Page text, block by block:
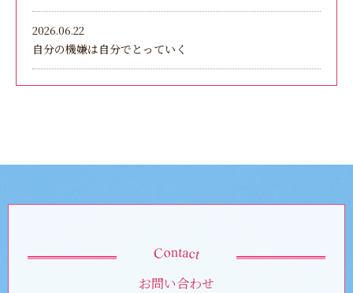
2026.06.22
自分の機嫌は自分でとっていく
お問い合わせ